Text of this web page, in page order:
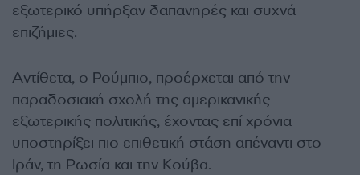
εξωτερικό υπήρξαν δαπανηρές και συχνά
επιζήμιες.
Αντίθετα, ο Ρούμπιο, προέρχεται από την
παραδοσιακή σχολή της αμερικανικής
εξωτερικής πολιτικής, έχοντας επί χρόνια
υποστηρίξει πιο επιθετική στάση απέναντι στο
Ιράν, τη Ρωσία και την Κούβα.